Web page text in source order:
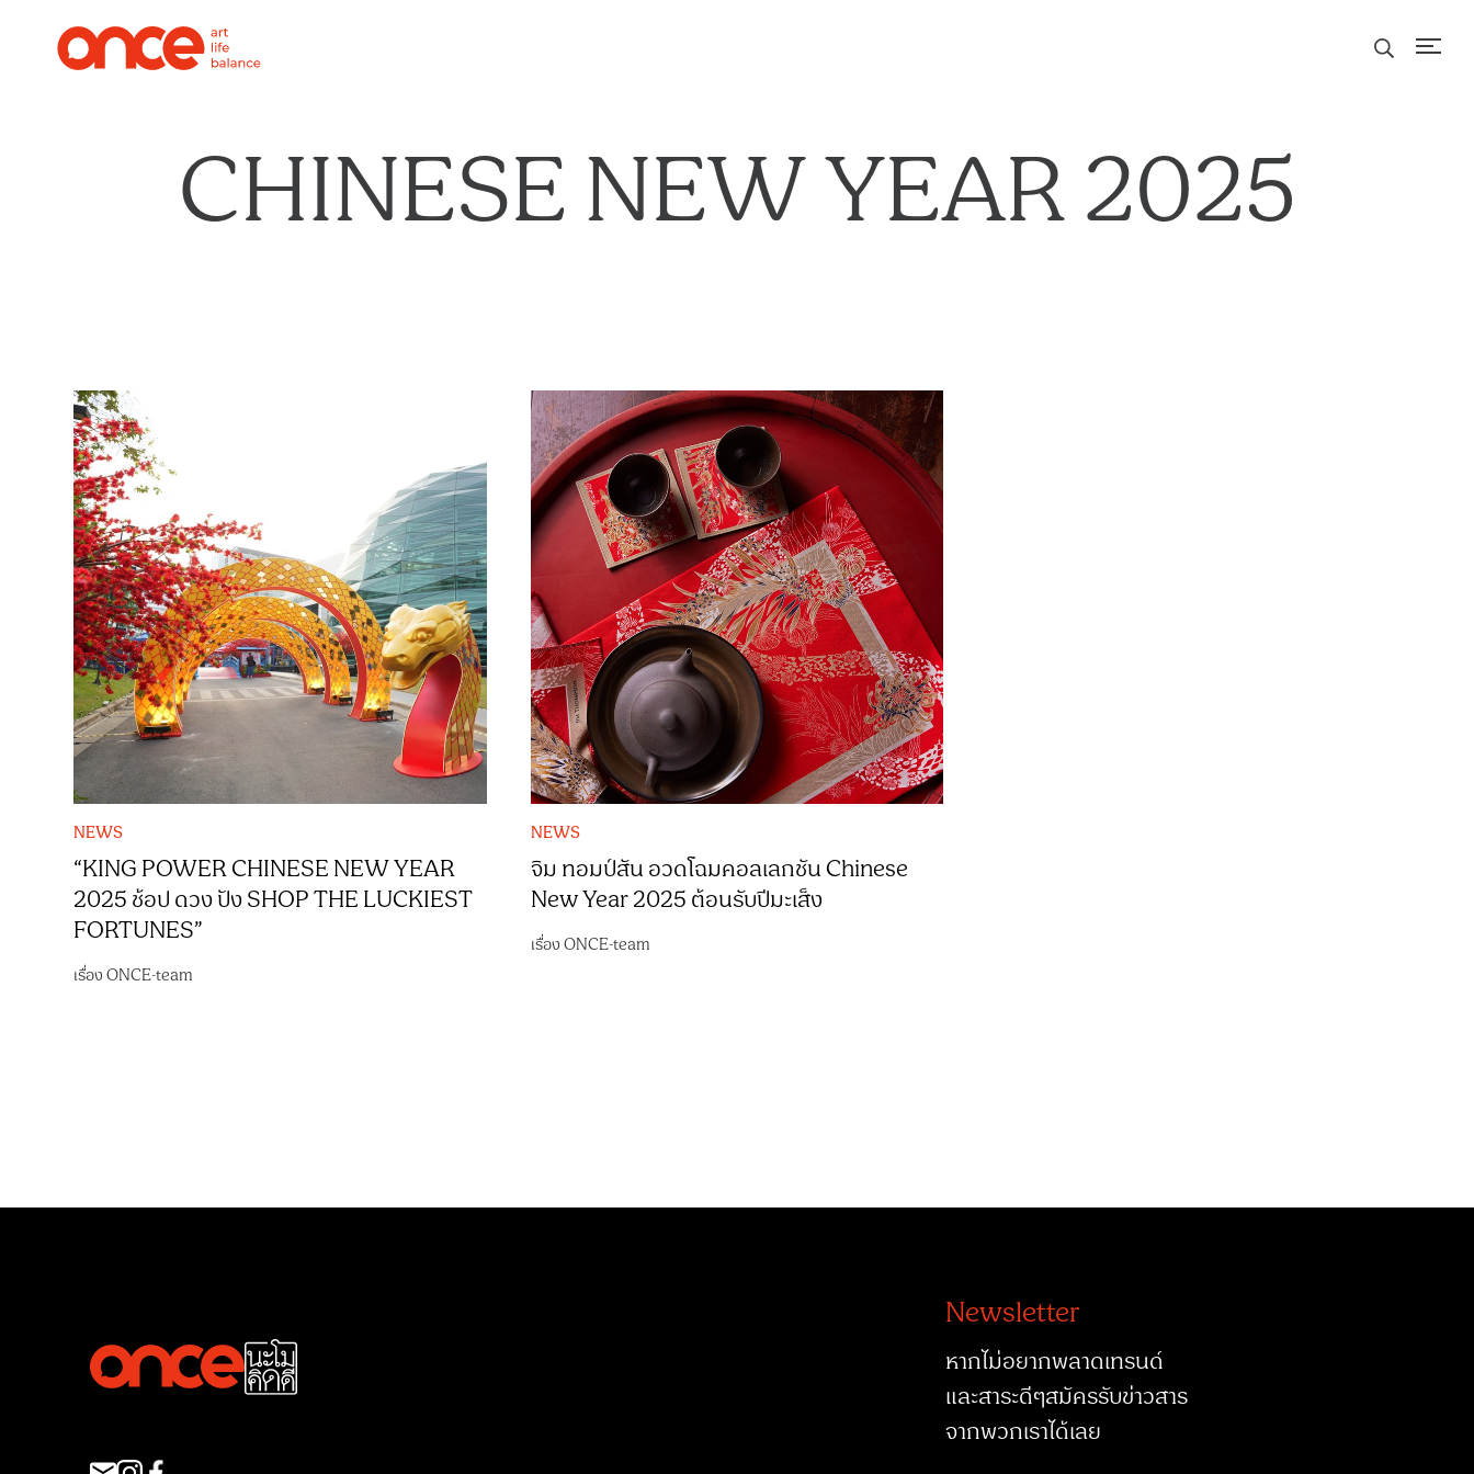
CHINESE NEW YEAR 2025
NEWS
“KING POWER CHINESE NEW YEAR
2025 ช้อป ดวง ปัง SHOP THE LUCKIEST
FORTUNES”
เรื่องONCE-team
NEWS
จิม ทอมป์สัน อวดโฉมคอลเลกชัน Chinese
New Year 2025 ต้อนรับปีมะเส็ง
เรื่องONCE-team
Newsletter
หากไม่อยากพลาดเทรนด์
และสาระดีๆสมัครรับข่าวสาร
จากพวกเราได้เลย